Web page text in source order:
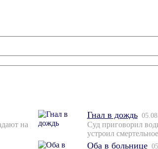
на
Гнал в дождь
Суд приговорил
устроил
Оба в больнице